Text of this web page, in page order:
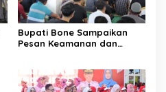
Bupati Bone Sampaikan
Pesan Keamanan dan